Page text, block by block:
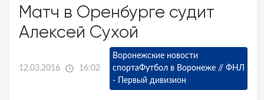
Матч в Оренбурге судит
Алексей Сухой
12.03.2016 16:02
Воронежские новости
спортаФутбол в Воронеже // ФНЛ
- Первый дивизион